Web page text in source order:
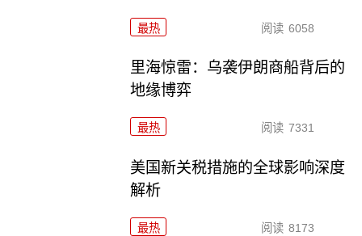
最热 阅读 6058
里海惊雷：乌袭伊朗商船背后的
地缘博弈
最热 阅读 7331
美国新关税措施的全球影响深度
解析
最热 阅读 8173